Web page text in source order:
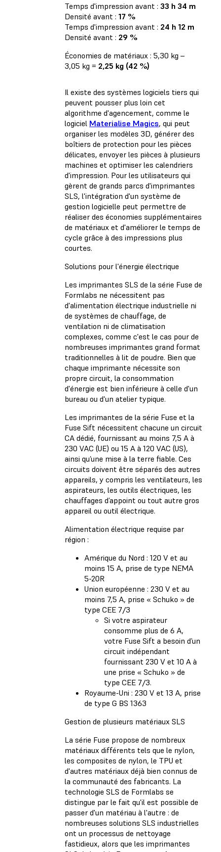
Temps d'impression avant : 33 h 34 m
Densité avant : 17 %
Temps d'impression avant : 24 h 12 m
Densité avant : 29 %
Économies de matériaux : 5,30 kg –
3,05 kg = 2,25 kg (42 %)
Il existe des systèmes logiciels tiers qui
peuvent pousser plus loin cet
algorithme d'agencement, comme le
logiciel Materialise Magics, qui peut
organiser les modèles 3D, générer des
boîtiers de protection pour les pièces
délicates, envoyer les pièces à plusieurs
machines et optimiser les calendriers
d'impression. Pour les utilisateurs qui
gèrent de grands parcs d'imprimantes
SLS, l'intégration d'un système de
gestion logicielle peut permettre de
réaliser des économies supplémentaires
de matériaux et d'améliorer le temps de
cycle grâce à des impressions plus
courtes.
Solutions pour l'énergie électrique
Les imprimantes SLS de la série Fuse de
Formlabs ne nécessitent pas
d'alimentation électrique industrielle ni
de systèmes de chauffage, de
ventilation ni de climatisation
complexes, comme c'est le cas pour de
nombreuses imprimantes grand format
traditionnelles à lit de poudre. Bien que
chaque imprimante nécessite son
propre circuit, la consommation
d'énergie est bien inférieure à celle d'un
bureau ou d'un atelier typique.
Les imprimantes de la série Fuse et la
Fuse Sift nécessitent chacune un circuit
CA dédié, fournissant au moins 7,5 A à
230 VAC (UE) ou 15 A à 120 VAC (US),
ainsi qu’une mise à la terre fiable. Ces
circuits doivent être séparés des autres
appareils, y compris les ventilateurs, les
aspirateurs, les outils électriques, les
chauffages d’appoint ou tout autre gros
appareil ou outil électrique.
Alimentation électrique requise par
région :
Amérique du Nord : 120 V et au
moins 15 A, prise de type NEMA
5-20R
Union européenne : 230 V et au
moins 7,5 A, prise « Schuko » de
type CEE 7/3
Si votre aspirateur
consomme plus de 6 A,
votre Fuse Sift a besoin d’un
circuit indépendant
fournissant 230 V et 10 A à
une prise « Schuko » de
type CEE 7/3.
Royaume-Uni : 230 V et 13 A, prise
de type G BS 1363
Gestion de plusieurs matériaux SLS
La série Fuse propose de nombreux
matériaux différents tels que le nylon,
les composites de nylon, le TPU et
d'autres matériaux déjà bien connus de
la communauté des fabricants. La
technologie SLS de Formlabs se
distingue par le fait qu'il est possible de
passer d'un matériau à l'autre : de
nombreuses solutions SLS industrielles
ont un processus de nettoyage
fastidieux, alors que les imprimantes